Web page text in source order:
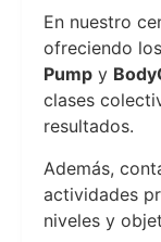
En nuestro
ofreciendo
Pump y
clases
resultados.
Además,
actividades
niveles y